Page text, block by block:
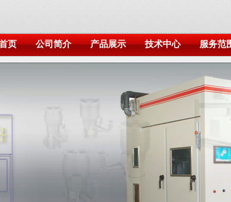
页 公司简介 产品展示 技术中心 服务范